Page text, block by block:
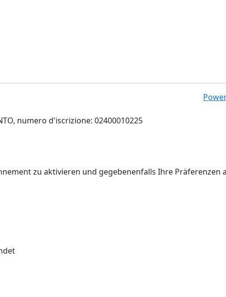
numero d'iscrizione: 02400010225
zu aktivieren und gegebenenfalls Ihre Präferenzen